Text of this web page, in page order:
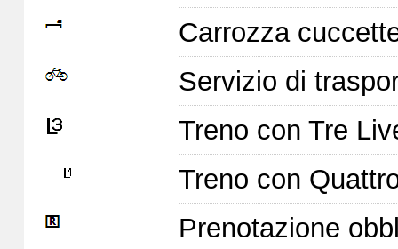
Carrozza
Servizio di
Treno con Tre
Treno con
Prenotazione